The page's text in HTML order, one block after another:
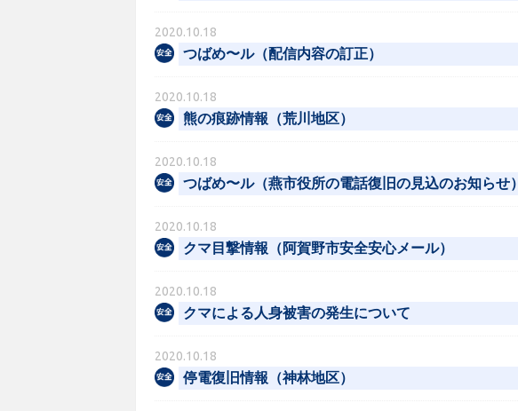
2020.10.18
つばめ〜ル（配信内容の訂正）
2020.10.18
熊の痕跡情報（荒川地区）
2020.10.18
つばめ〜ル（燕市役所の電話復旧の見込のお知らせ）
2020.10.18
クマ目撃情報（阿賀野市安全安心メール）
2020.10.18
クマによる人身被害の発生について
2020.10.18
停電復旧情報（神林地区）